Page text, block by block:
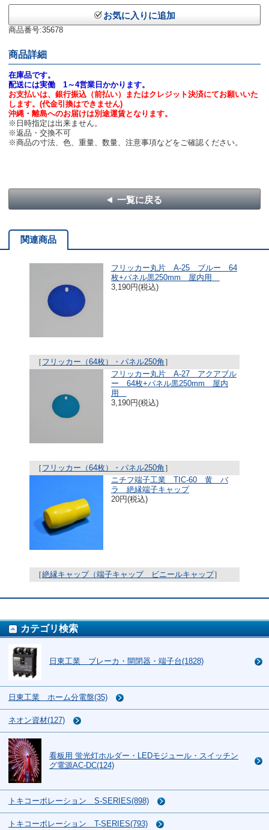
お気に入りに追加
商品番号:35678
商品詳細
在庫品です。
配送には実働 1～4営業日かかります。
お支払いは、銀行振込（前払い）またはクレジット決済にてお願いいた
します。(代金引換はできません)
沖縄・離島へのお届けは別途運賃となります。
※日時指定は出来ません。
※返品・交換不可
※商品の寸法、色、重量、数量、注意事項などをご確認ください。
一覧に戻る
関連商品
フリッカー丸片 A-25 ブルー 64
枚+パネル黒250mm 屋内用
3,190円(税込)
［ フリッカー（64枚）・パネル250角 ］
フリッカー丸片 A-27 アクアブル
ー 64枚+パネル黒250mm 屋内
用
3,190円(税込)
［ フリッカー（64枚）・パネル250角 ］
ニチフ端子工業 TIC-60 黄 バ
ラ 絶縁端子キャップ
20円(税込)
［絶縁キャップ（端子キャップ ビニールキャップ］
カテゴリ検索
日東工業 ブレーカ・開閉器・端子台(1828)
日東工業 ホーム分電盤(35)
ネオン資材(127)
看板用 蛍光灯ホルダー・LEDモジュール・スイッチン
グ電源AC-DC(124)
トキコーポレーション S-SERIES(898)
トキコーポレーション T-SERIES(793)